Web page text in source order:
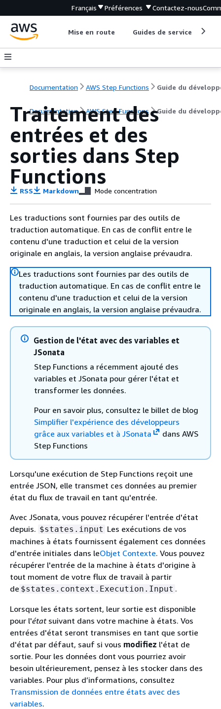
Français Préférences Contactez-nous
Mise en route Guides de service
Documentation AWS Step Functions Guide du
Documentation AWS Step Functions Guide du
Traitement des
entrées et des
sorties dans Step
Functions
RSS Markdown Mode concentration
Les traductions sont fournies par des outils de
traduction automatique. En cas de conflit entre le
contenu d'une traduction et celui de la version
originale en anglais, la version anglaise prévaudra.
Les traductions sont fournies par des outils de
traduction automatique. En cas de conflit entre le
contenu d'une traduction et celui de la version
originale en anglais, la version anglaise prévaudra.
Gestion de l'état avec des variables et
JSonata
Step Functions a récemment ajouté des
variables et JSonata pour gérer l'état et
transformer les données.
Pour en savoir plus, consultez le billet de blog
Simplifier l'expérience des développeurs
grâce aux variables et à JSonata
dans AWS
Step Functions
Lorsqu'une exécution de Step Functions reçoit une
entrée JSON, elle transmet ces données au premier
état du flux de travail en tant qu'entrée.
Avec JSonata, vous pouvez récupérer l'entrée d'état
depuis. $states.input Les exécutions de vos
machines à états fournissent également ces données
d'entrée initiales dans leObjet Contexte. Vous pouvez
récupérer l'entrée de la machine à états d'origine à
tout moment de votre flux de travail à partir
de $states.context.Execution.Input .
Lorsque les états sortent, leur sortie est disponible
pour l'étatsuivant dans votre machine à états. Vos
entrées d'état seront transmises en tant que sortie
d'état par défaut, sauf si vous modifiez l'état de
sortie. Pour les données dont vous pourriez avoir
besoin ultérieurement, pensez à les stocker dans des
variables. Pour plus d’informations, consultez
Transmission de données entre états avec des
variables.